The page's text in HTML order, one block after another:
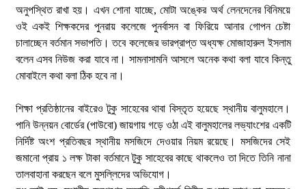
অনুপস্থিত রাখা হয়। এখন শোনা যাচ্ছে, মোটা অঙ্কের অর্থ লেনদেনের বিনিময়ে
ওই একই শিক্ষকদের পুনরায় কলেজে পুনর্বাসন বা ফিরিয়ে আনার গোপন চেষ্টা
চালাচ্ছেন বর্তমান সভাপতি। তবে কলেজের ভারপ্রাপ্ত অধ্যক্ষ মোজাহারুল ইসলাম
বলেন এসব নিউজ করা যাবে না। সামনাসামনি আসলে অনেক কথা বলা যাবে কিন্তু
মোবাইলে কথা বলা ঠিক হবে না।
​শিক্ষা প্রতিষ্ঠানের বাইরেও টুকু সাহেবের থাবা বিস্তৃত হয়েছে স্থানীয় বালুমহালে।
পানি উন্নয়ন বোর্ডের (পাউবো) জায়গায় গড়ে ওঠা এই বালুমহালের লভ্যাংশের একটি
নির্দিষ্ট অংশ প্রতিবছর স্থানীয় মসজিদে দেওয়ার নিয়ম রয়েছে। মসজিদের সেই
জমানো প্রায় ১ লক্ষ টাকা বর্তমানে টুকু সাহেবের কাছে থাকলেও তা দিতে তিনি নানা
তালবাহানা করছেন বলে মুসল্লিদের অভিযোগ।